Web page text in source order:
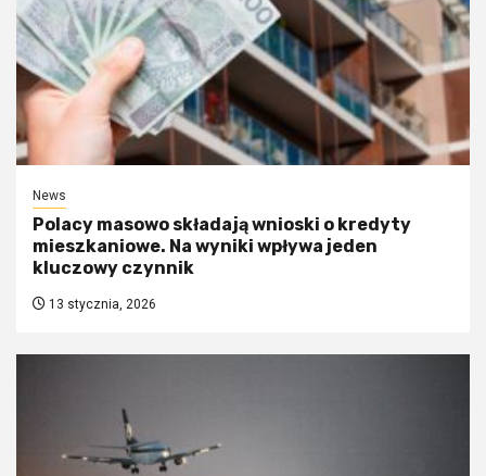
News
Polacy masowo składają wnioski o kredyty
mieszkaniowe. Na wyniki wpływa jeden
kluczowy czynnik
13 stycznia, 2026